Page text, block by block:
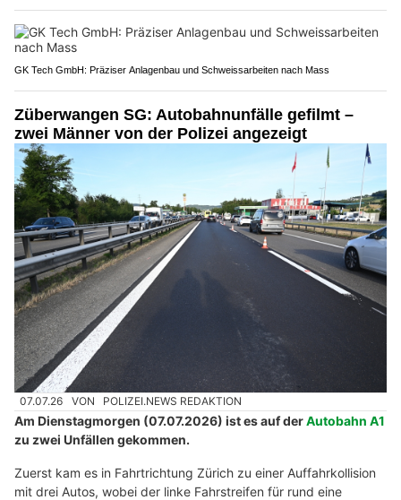
GK Tech GmbH: Präziser Anlagenbau und Schweissarbeiten nach Mass
Züberwangen SG: Autobahnunfälle gefilmt –
zwei Männer von der Polizei angezeigt
07.07.26 VON POLIZEI.NEWS REDAKTION
Am Dienstagmorgen (07.07.2026) ist es auf derAutobahn A1
zu zwei Unfällen gekommen.
Zuerst kam es in Fahrtrichtung Zürich zu einer Auffahrkollision
mit drei Autos, wobei der linke Fahrstreifen für rund eine